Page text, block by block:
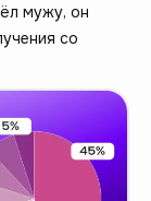
мужу, он
со